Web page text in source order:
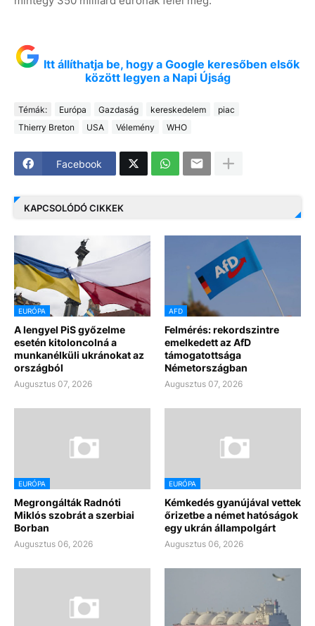
Itt állíthatja be, hogy a Google keresőben elsők
között legyen a Napi Újság
Témák: Európa Gazdaság kereskedelem
piac
Thierry Breton
USA Vélemény WHO
Facebook
KAPCSOLÓDÓ CIKKEK
EURÓPA
A lengyel PiS győzelme
esetén kitoloncolná a
munkanélküli ukránokat az
országból
Augusztus 07, 2026
AFD
Felmérés: rekordszintre
emelkedett az AfD
támogatottsága
Németországban
Augusztus 07, 2026
EURÓPA
Megrongálták Radnóti
Miklós szobrát a szerbiai
Borban
Augusztus 06, 2026
EURÓPA
Kémkedés gyanújával vettek
őrizetbe a német hatóságok
egy ukrán állampolgárt
Augusztus 06, 2026